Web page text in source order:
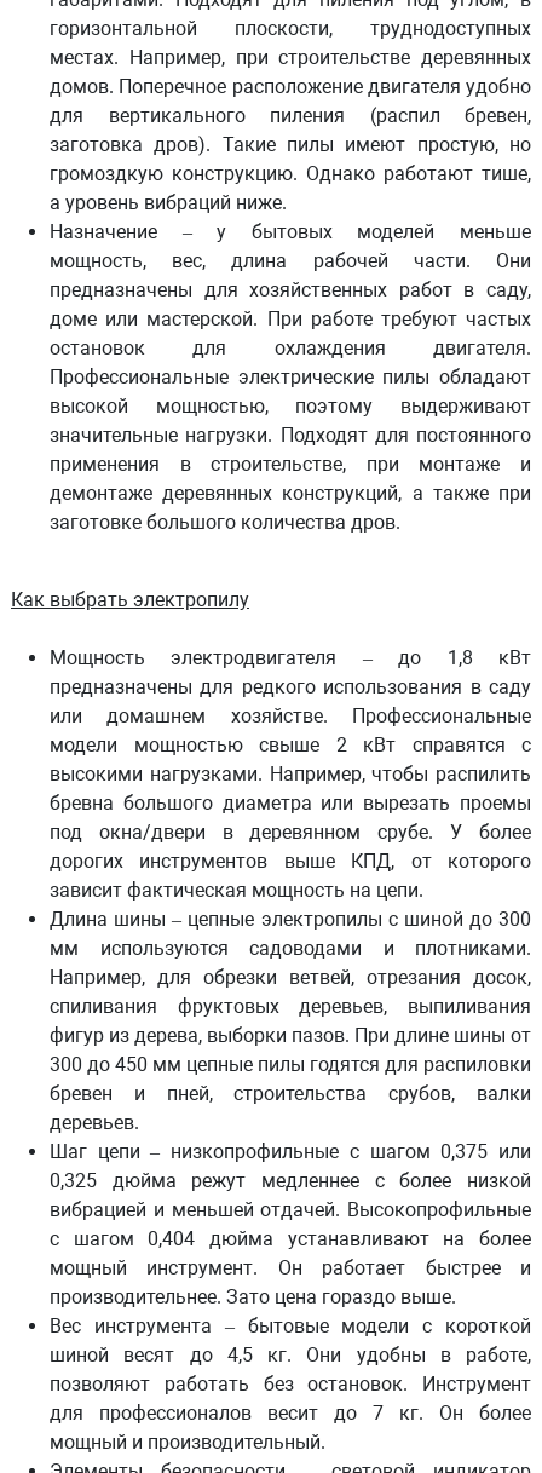
горизонтальной плоскости, труднодоступных
местах. Например, при строительстве деревянных
домов. Поперечное расположение двигателя удобно
для вертикального пиления (распил бревен,
заготовка дров). Такие пилы имеют простую, но
громоздкую конструкцию. Однако работают тише,
а уровень вибраций ниже.
Назначение – у бытовых моделей меньше
мощность, вес, длина рабочей части. Они
предназначены для хозяйственных работ в саду,
доме или мастерской. При работе требуют частых
остановок для охлаждения двигателя.
Профессиональные электрические пилы обладают
высокой мощностью, поэтому выдерживают
значительные нагрузки. Подходят для постоянного
применения в строительстве, при монтаже и
демонтаже деревянных конструкций, а также при
заготовке большого количества дров.
Как выбрать электропилу
Мощность электродвигателя – до 1,8 кВт
предназначены для редкого использования в саду
или домашнем хозяйстве. Профессиональные
модели мощностью свыше 2 кВт справятся с
высокими нагрузками. Например, чтобы распилить
бревна большого диаметра или вырезать проемы
под окна/двери в деревянном срубе. У более
дорогих инструментов выше КПД, от которого
зависит фактическая мощность на цепи.
Длина шины – цепные электропилы с шиной до 300
мм используются садоводами и плотниками.
Например, для обрезки ветвей, отрезания досок,
спиливания фруктовых деревьев, выпиливания
фигур из дерева, выборки пазов. При длине шины от
300 до 450 мм цепные пилы годятся для распиловки
бревен и пней, строительства срубов, валки
деревьев.
Шаг цепи – низкопрофильные с шагом 0,375 или
0,325 дюйма режут медленнее с более низкой
вибрацией и меньшей отдачей. Высокопрофильные
с шагом 0,404 дюйма устанавливают на более
мощный инструмент. Он работает быстрее и
производительнее. Зато цена гораздо выше.
Вес инструмента – бытовые модели с короткой
шиной весят до 4,5 кг. Они удобны в работе,
позволяют работать без остановок. Инструмент
для профессионалов весит до 7 кг. Он более
мощный и производительный.